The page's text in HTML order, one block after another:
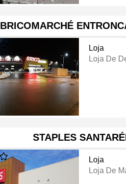
BRICOMARCHÉ
Loja
Loja De
STAPLES
Loja
Loja De